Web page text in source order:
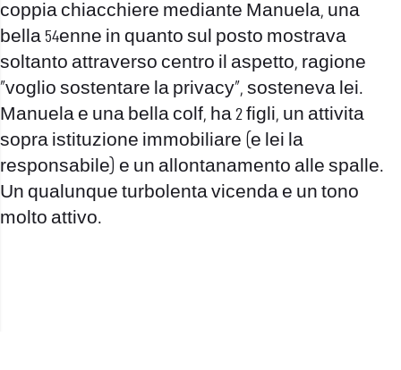
coppia chiacchiere mediante Manuela, una
bella 54enne in quanto sul posto mostrava
soltanto attraverso centro il aspetto, ragione
“voglio sostentare la privacy”, sosteneva lei.
Manuela e una bella colf, ha 2 figli, un attivita
sopra istituzione immobiliare (e lei la
responsabile) e un allontanamento alle spalle.
Un qualunque turbolenta vicenda e un tono
molto attivo.